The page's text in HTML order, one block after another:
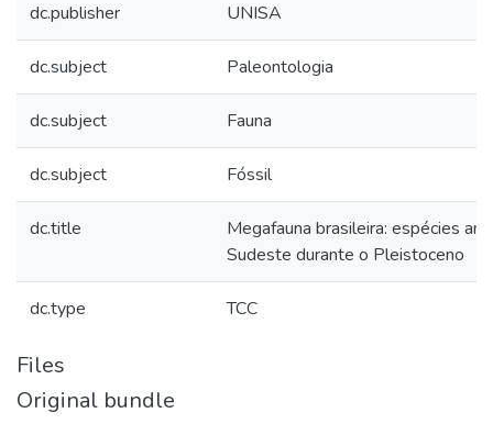
dc.publisher UNISA
dc.subject Paleontologia
dc.subject Fauna
dc.subject Fóssil
dc.title
Megafauna brasileira: espécies
Sudeste durante o Pleistoceno
dc.type TCC
Files
Original bundle